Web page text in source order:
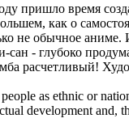
пришло время
как о
не обычное аниме.
сан - глубоко
расчетливый!
as ethnic or
development and,